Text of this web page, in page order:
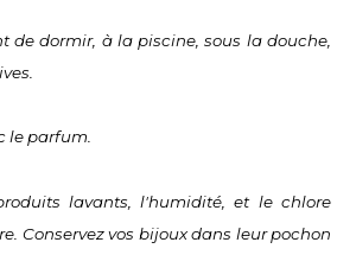
de dormir, à la piscine, sous la douche,
le parfum.
lavants, l'humidité, et le chlore
Conservez vos bijoux dans leur pochon